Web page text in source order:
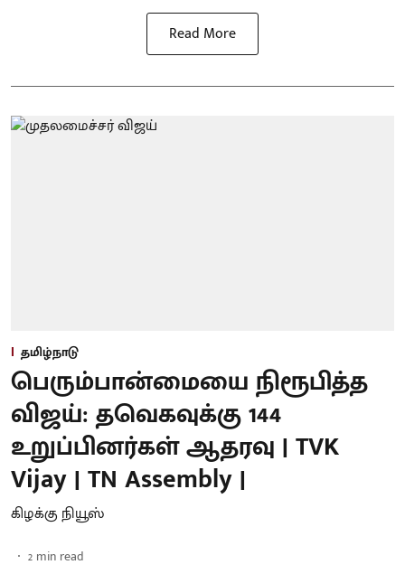
Read More
தமிழ்நாடு
பெரும்பான்மையை நிரூபித்த
விஜய்: தவெகவுக்கு 144
உறுப்பினர்கள் ஆதரவு | TVK
Vijay | TN Assembly |
கிழக்கு நியூஸ்
2 min read